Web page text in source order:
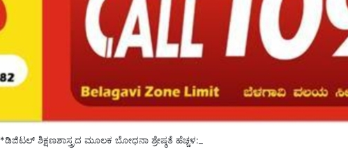
*ಡಿಜಿಟಲ್ ಶಿಕ್ಷಣಶಾಸ್ತ್ರದ ಮೂಲಕ ಬೋಧನಾ ಶ್ರೇಷ್ಠತೆ ಹೆಚ್ಚಳ: ಕೆಎಲ್ಇಯಲ್ಲಿ ಕಾರ್ಯಗಾರ*